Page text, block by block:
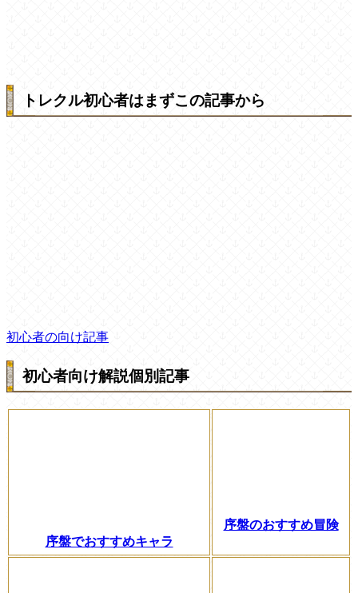
トレクル初心者はまずこの記事から
初心者の向け記事
初心者向け解説個別記事
序盤でおすすめキャラ
序盤のおすすめ冒険